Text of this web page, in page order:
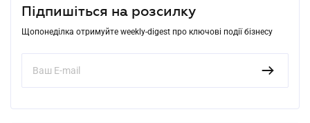
Підпишіться на розсилку
Щопонеділка отримуйте weekly-digest про ключові події бізнесу